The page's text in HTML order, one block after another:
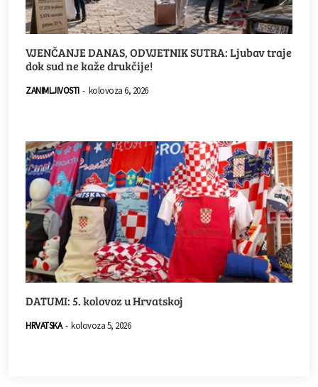
VJENČANJE DANAS, ODVJETNIK SUTRA: Ljubav traje
dok sud ne kaže drukčije!
ZANIMLJIVOSTI - kolovoza 6, 2026
DATUMI: 5. kolovoz u Hrvatskoj
HRVATSKA - kolovoza 5, 2026